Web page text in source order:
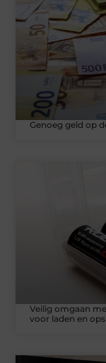
Genoeg geld op
Veilig omgaan
voor laden en